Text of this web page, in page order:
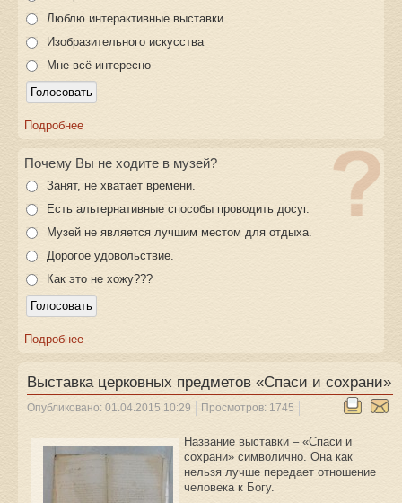
Люблю интерактивные выставки
Изобразительного искусства
Мне всё интересно
Подробнее
Почему Вы не ходите в музей?
Занят, не хватает времени.
Есть альтернативные способы проводить досуг.
Музей не является лучшим местом для отдыха.
Дорогое удовольствие.
Как это не хожу???
Подробнее
Выставка церковных предметов «Спаси и сохрани»
Опубликовано: 01.04.2015 10:29 Просмотров: 1745
Название выставки – «Спаси и
сохрани» символично. Она как
нельзя лучше передает отношение
человека к Богу.